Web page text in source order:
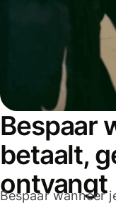
Bespaar
betaalt,
ontvangt
Bespaar wanneer